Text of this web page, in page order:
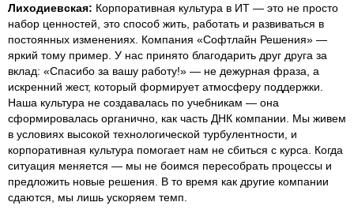
Лиходиевская: Корпоративная культура в ИТ — это не просто
набор ценностей, это способ жить, работать и развиваться в
постоянных изменениях. Компания «Софтлайн Решения» —
яркий тому пример. У нас принято благодарить друг друга за
вклад: «Спасибо за вашу работу!» — не дежурная фраза, а
искренний жест, который формирует атмосферу поддержки.
Наша культура не создавалась по учебникам — она
сформировалась органично, как часть ДНК компании. Мы живем
в условиях высокой технологической турбулентности, и
корпоративная культура помогает нам не сбиться с курса. Когда
ситуация меняется — мы не боимся пересобрать процессы и
предложить новые решения. В то время как другие компании
сдаются, мы лишь ускоряем темп.